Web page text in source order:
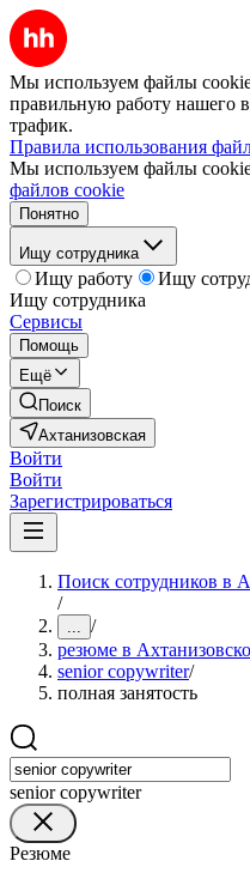
Мы используем файлы
правильную работу нашего
трафик.
Правила использования
Мы используем файлы
файлов cookie
Понятно
Ищу сотрудника
Ищу работу
Ищу
Ищу сотрудника
Сервисы
Помощь
Ещё
Поиск
Ахтанизовская
Войти
Войти
Зарегистрироваться
Поиск сотрудников в
/
... /
резюме в
senior copywriter/
полная занятость
senior copywriter
Резюме